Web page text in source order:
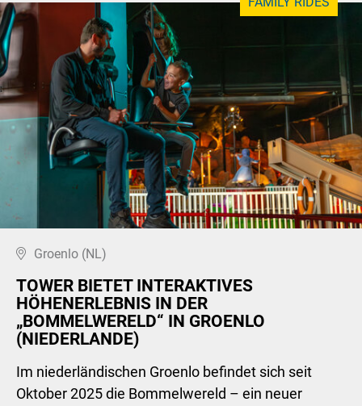
Groenlo (NL)
TOWER BIETET INTERAKTIVES
HÖHENERLEBNIS IN DER
„BOMMELWERELD“ IN GROENLO
(NIEDERLANDE)
Im niederländischen Groenlo befindet sich seit
Oktober 2025 die Bommelwereld – ein neuer